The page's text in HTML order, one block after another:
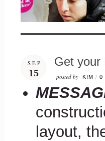
SEP
15
Get your
posted by KIM / 0
layout,